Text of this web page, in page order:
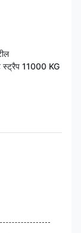
स्ट्रैप 11000 KG